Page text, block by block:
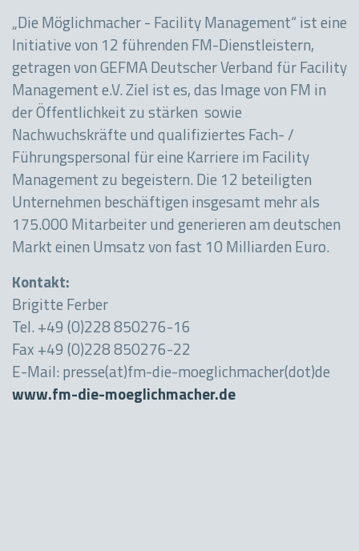
„Die Möglichmacher - Facility Management“ ist eine
Initiative von 12 führenden FM-Dienstleistern,
getragen von GEFMA Deutscher Verband für Facility
Management e.V. Ziel ist es, das Image von FM in
der Öffentlichkeit zu stärken sowie
Nachwuchskräfte und qualifiziertes Fach- /
Führungspersonal für eine Karriere im Facility
Management zu begeistern. Die 12 beteiligten
Unternehmen beschäftigen insgesamt mehr als
175.000 Mitarbeiter und generieren am deutschen
Markt einen Umsatz von fast 10 Milliarden Euro.
Kontakt:
Brigitte Ferber
Tel. +49 (0)228 850276-16
Fax +49 (0)228 850276-22
E-Mail: presse(at)fm-die-moeglichmacher(dot)de
www.fm-die-moeglichmacher.de